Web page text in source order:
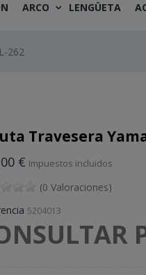
ARCO LENGÜETA
262
Travesera
€ Impuestos incluidos
(0 Valoraciones)
5204013